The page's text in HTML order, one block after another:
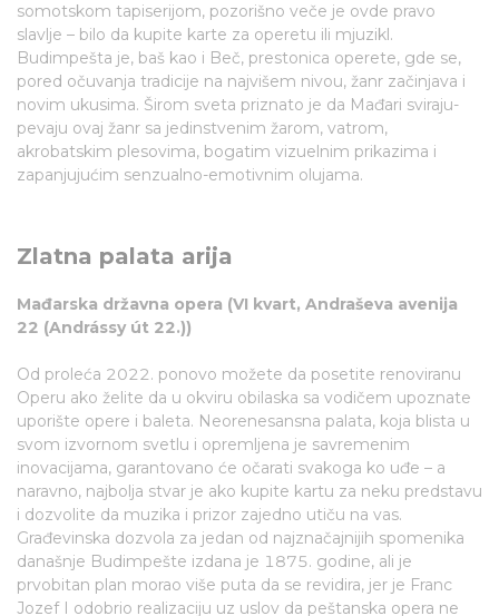
somotskom tapiserijom, pozorišno veče je ovde pravo
slavlje – bilo da kupite karte za operetu ili mjuzikl.
Budimpešta je, baš kao i Beč, prestonica operete, gde se,
pored očuvanja tradicije na najvišem nivou, žanr začinjava i
novim ukusima. Širom sveta priznato je da Mađari sviraju-
pevaju ovaj žanr sa jedinstvenim žarom, vatrom,
akrobatskim plesovima, bogatim vizuelnim prikazima i
zapanjujućim senzualno-emotivnim olujama.
Zlatna palata arija
Mađarska državna opera (VI kvart, Andraševa avenija
22 (Andrássy út 22.))
Od proleća 2022. ponovo možete da posetite renoviranu
Operu ako želite da u okviru obilaska sa vodičem upoznate
uporište opere i baleta. Neorenesansna palata, koja blista u
svom izvornom svetlu i opremljena je savremenim
inovacijama, garantovano će očarati svakoga ko uđe – a
naravno, najbolja stvar je ako kupite kartu za neku predstavu
i dozvolite da muzika i prizor zajedno utiču na vas.
Građevinska dozvola za jedan od najznačajnijih spomenika
današnje Budimpešte izdana je 1875. godine, ali je
prvobitan plan morao više puta da se revidira, jer je Franc
Jozef I odobrio realizaciju uz uslov da peštanska opera ne